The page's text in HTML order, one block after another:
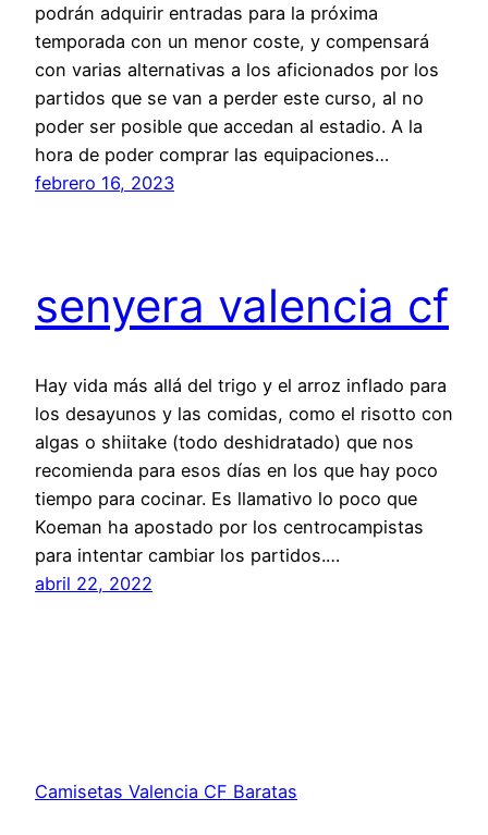
podrán adquirir entradas para la próxima
temporada con un menor coste, y compensará
con varias alternativas a los aficionados por los
partidos que se van a perder este curso, al no
poder ser posible que accedan al estadio. A la
hora de poder comprar las equipaciones…
febrero 16, 2023
senyera valencia cf
Hay vida más allá del trigo y el arroz inflado para
los desayunos y las comidas, como el risotto con
algas o shiitake (todo deshidratado) que nos
recomienda para esos días en los que hay poco
tiempo para cocinar. Es llamativo lo poco que
Koeman ha apostado por los centrocampistas
para intentar cambiar los partidos.…
abril 22, 2022
Camisetas Valencia CF Baratas